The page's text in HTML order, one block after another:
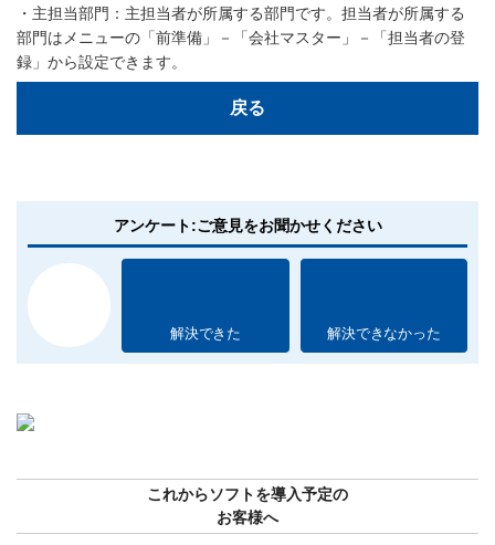
・主担当部門：主担当者が所属する部門です。担当者が所属する
部門はメニューの「前準備」－「会社マスター」－「担当者の登
録」から設定できます。
戻る
アンケート:ご意見をお聞かせください
解決できた 解決できなかった
これからソフトを導入予定の
お客様へ